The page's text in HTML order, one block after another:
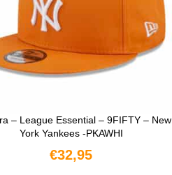
– League Essential – 9FIFTY – New
York Yankees -PKAWHI
€32,95